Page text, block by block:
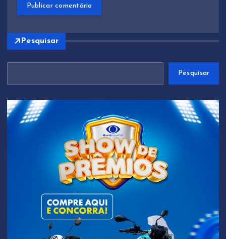
Pesquisar
Pesquisar